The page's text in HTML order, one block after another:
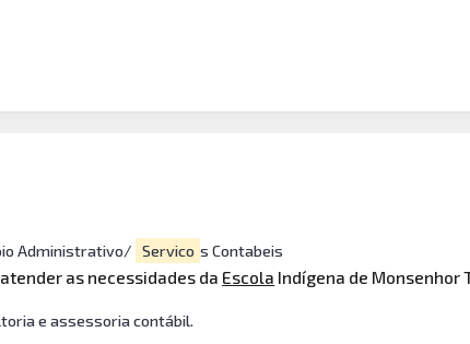
Administrativo/ Servico s Contabeis
as necessidades da Escola Indígena de Monsenhor
e assessoria contábil.